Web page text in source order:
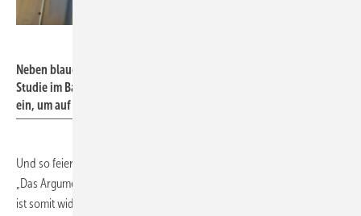
Neben blauem und türkisfarbenem Wasserstoff bezieht die DVGW-
Studie im Base-Case-Szenario 102 TWh Biometahn im Jahr 2030
ein, um auf einen günstigen Preis zu kommen.
Und so feiert Prof. Dr. Gerald Linke, Vorstandsvorsitzender des DVGW:
„Das Argument, Wasserstoff sei der Champagner der Energiewende,
ist somit widerlegt. Mit politischem Willen und den notwendigen